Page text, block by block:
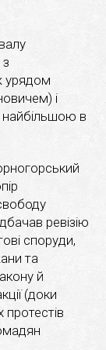
урядом
і
в
ревізію
споруди,
та
й
(доки